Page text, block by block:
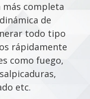
más completa
de
todo tipo
rápidamente
como fuego,
etc.